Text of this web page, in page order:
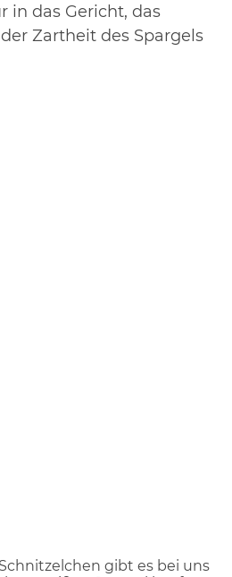
in das Gericht, das
Zartheit des Spargels